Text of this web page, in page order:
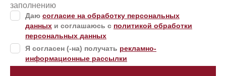
заполнению
Даю согласие на обработку персональных
данных и соглашаюсь с политикой обработки
персональных данных
Я согласен (-на) получать рекламно-
информационные рассылки